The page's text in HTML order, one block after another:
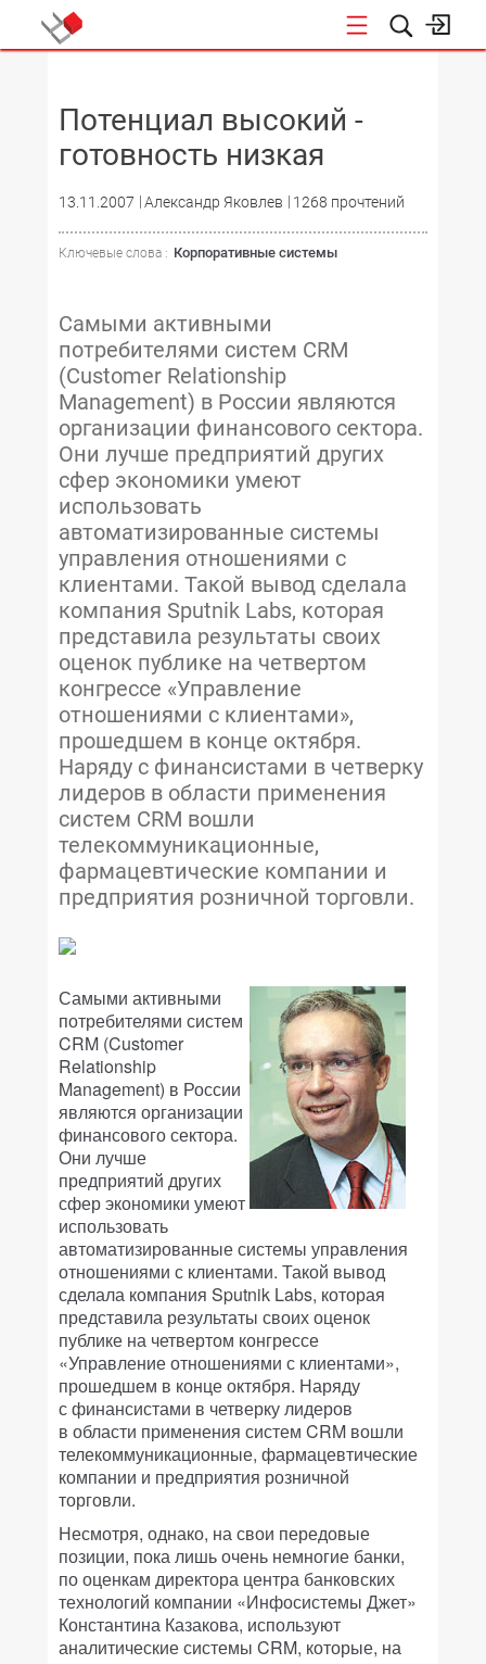
Потенциал высокий -
готовность низкая
13.11.2007 Александр Яковлев 1268 прочтений
Ключевые слова : Корпоративные системы
Самыми активными
потребителями систем CRM
(Customer Relationship
Management) в России являются
организации финансового сектора.
Они лучше предприятий других
сфер экономики умеют
использовать
автоматизированные системы
управления отношениями с
клиентами. Такой вывод сделала
компания Sputnik Labs, которая
представила результаты своих
оценок публике на четвертом
конгрессе «Управление
отношениями с клиентами»,
прошедшем в конце октября.
Наряду с финансистами в четверку
лидеров в области применения
систем CRM вошли
телекоммуникационные,
фармацевтические компании и
предприятия розничной торговли.
Самыми активными
потребителями систем
CRM (Customer
Relationship
Management) в России
являются организации
финансового сектора.
Они лучше
предприятий других
сфер экономики умеют
использовать
автоматизированные системы управления
отношениями с клиентами. Такой вывод
сделала компания Sputnik Labs, которая
представила результаты своих оценок
публике на четвертом конгрессе
«Управление отношениями с клиентами»,
прошедшем в конце октября. Наряду
с финансистами в четверку лидеров
в области применения систем CRM вошли
телекоммуникационные, фармацевтические
компании и предприятия розничной
торговли.
Несмотря, однако, на свои передовые
позиции, пока лишь очень немногие банки,
по оценкам директора центра банковских
технологий компании «Инфосистемы Джет»
Константина Казакова, используют
аналитические системы CRM, которые, на